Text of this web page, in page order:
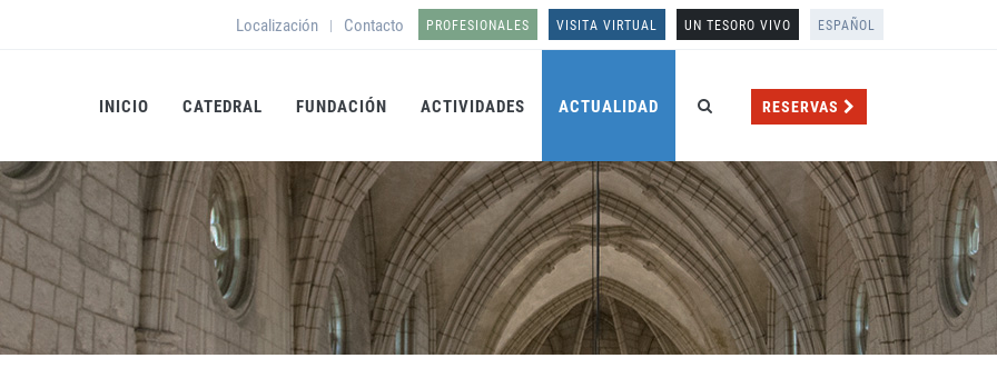
Localización | Contacto PROFESIONALES VISITA VIRTUAL UN TESORO VIVO ESPAÑOL
INICIO CATEDRAL FUNDACIÓN ACTIVIDADES ACTUALIDAD RESERVAS